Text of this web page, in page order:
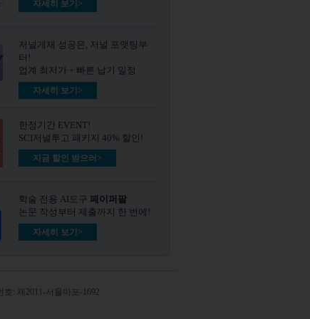
자세히 보기>
저널게재 성공은, 저널 포맷팅부
터!
업계 최저가 + 빠른 납기 일정
자세히 보기>
한정기간 EVENT!
SCI저널투고 패키지 40% 할인!
지금 할인 받으러>
학술 전용 AI도구 페이퍼팔
논문 작성부터 제출까지 한 번에!
자세히 보기>
호: 제2011-서울마포-1692